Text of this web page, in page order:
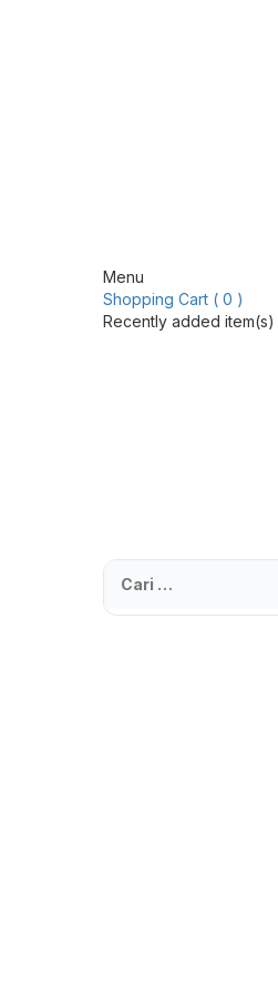
Menu
Shopping Cart ( 0 )
Recently added item(s)
Cari
untuk: